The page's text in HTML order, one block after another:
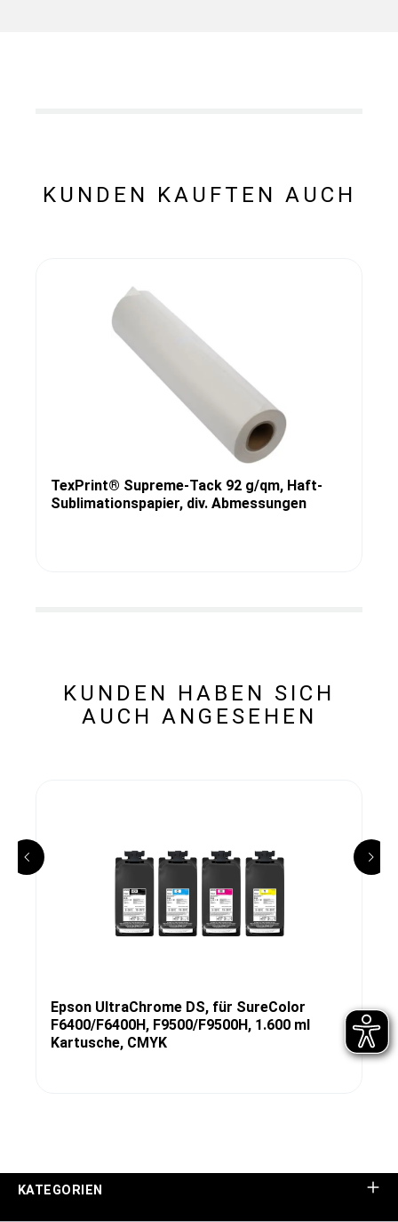
KUNDEN KAUFTEN AUCH
TexPrint® Supreme-Tack 92 g/qm, Haft-
Sublimationspapier, div. Abmessungen
KUNDEN HABEN SICH
AUCH ANGESEHEN
Epson UltraChrome DS, für SureColor
F6400/F6400H, F9500/F9500H, 1.600 ml
Kartusche, CMYK
KATEGORIEN